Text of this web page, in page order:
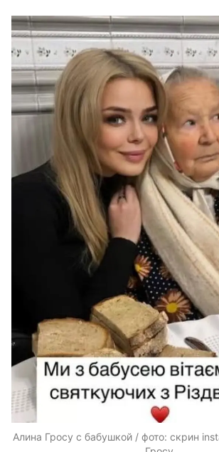
Алина Гросу с бабушкой / фото: скрин